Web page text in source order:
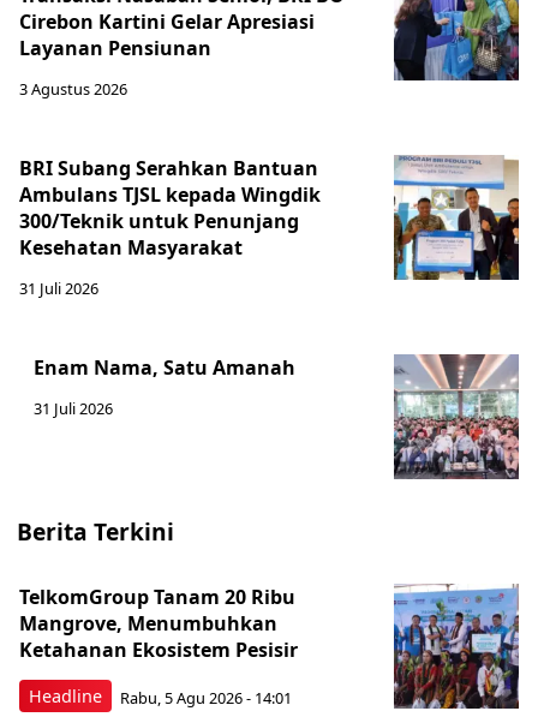
Cirebon Kartini Gelar Apresiasi
Layanan Pensiunan
3 Agustus 2026
BRI Subang Serahkan Bantuan
Ambulans TJSL kepada Wingdik
300/Teknik untuk Penunjang
Kesehatan Masyarakat ​
31 Juli 2026
Enam Nama, Satu Amanah
31 Juli 2026
Berita Terkini
Headline
TelkomGroup Tanam 20 Ribu
Mangrove, Menumbuhkan
Ketahanan Ekosistem Pesisir
Rabu, 5 Agu 2026 - 14:01